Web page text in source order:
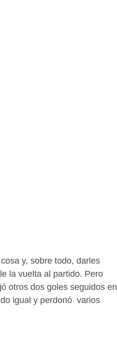
y, sobre todo, darles
la vuelta al partido. Pero
otros dos goles seguidos en
igual y perdonó  varios